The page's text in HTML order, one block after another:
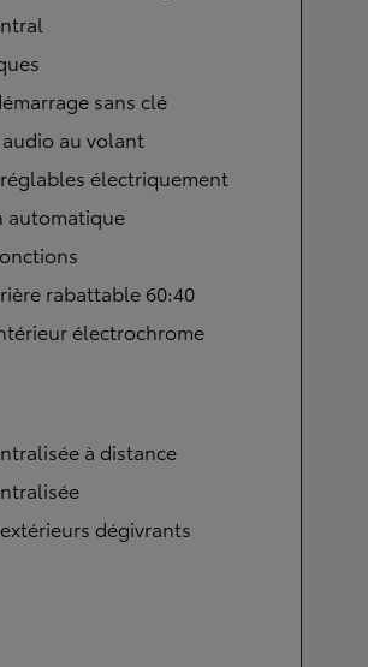
sans clé
au volant
électriquement
automatique
rabattable 60:40
électrochrome
à distance
dégivrants